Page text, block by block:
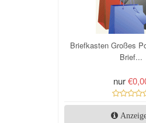
Briefkasten Großes
Brief...
nur